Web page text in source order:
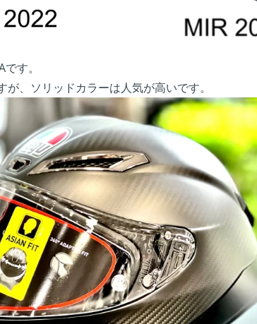
す。
、ソリッドカラーは人気が高いです。